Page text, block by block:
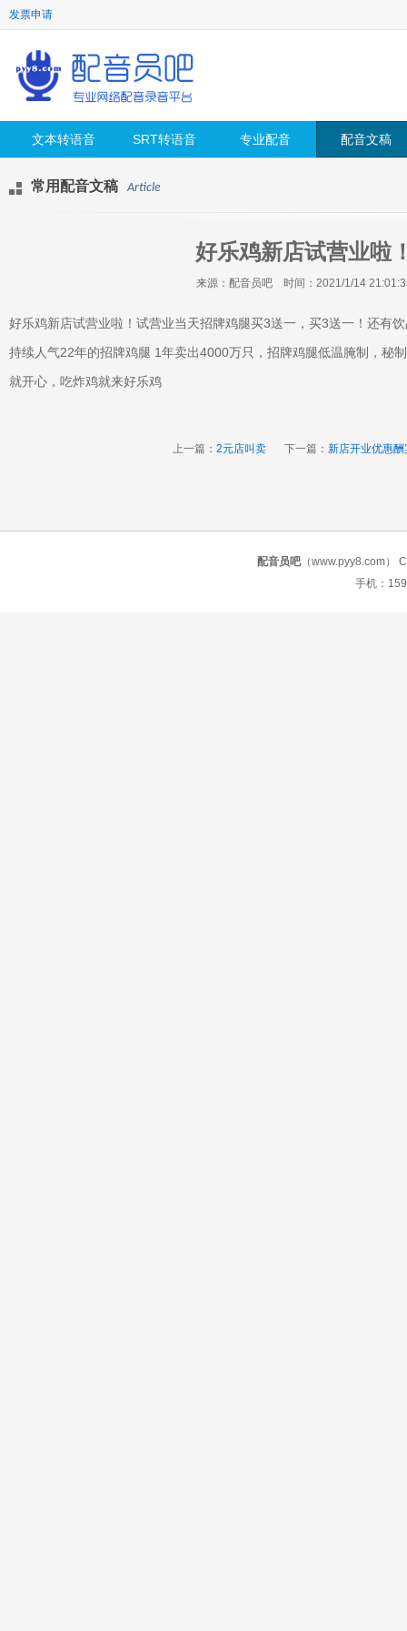
发票申请
文本转语音 SRT转语音 专业配音 配音文稿
常用配音文稿 Article
好乐鸡新店试营业啦
来源：配音员吧 时间：2021/1/14
好乐鸡新店试营业啦！试营业当天招牌鸡腿买3送一，买3送一！还有
持续人气22年的招牌鸡腿 1年卖出4000万只，招牌鸡腿低温腌制，秘
就开心，吃炸鸡就来好乐鸡
上一篇： 2元店叫卖 下一篇： 新店开业优惠酬
配音员吧（www.pyy8.com）
手机：